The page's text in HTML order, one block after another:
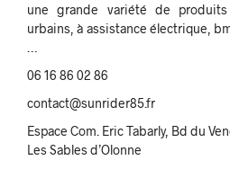
une grande variété de
urbains, à assistance électrique,
06 16 86 02 86
contact@sunrider85.fr
Espace Com. Eric Tabarly, Bd du
Les Sables d’Olonne